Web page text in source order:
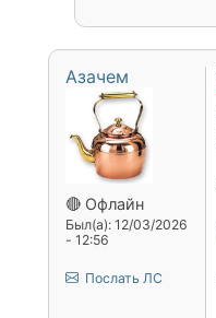
Азачем
🔴 Офлайн
Был(а): 12/03/2026
- 12:56
Послать ЛС